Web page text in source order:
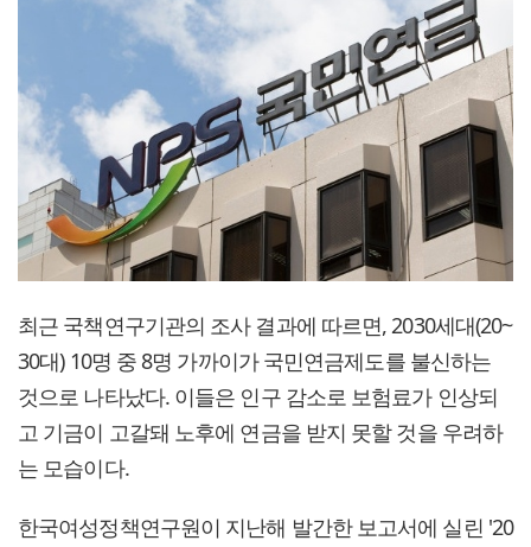
최근 국책연구기관의 조사 결과에 따르면, 2030세대(20~
30대) 10명 중 8명 가까이가 국민연금제도를 불신하는
것으로 나타났다. 이들은 인구 감소로 보험료가 인상되
고 기금이 고갈돼 노후에 연금을 받지 못할 것을 우려하
는 모습이다.
한국여성정책연구원이 지난해 발간한 보고서에 실린 '20